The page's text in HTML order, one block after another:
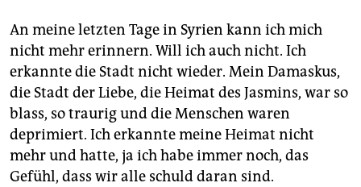
An meine letzten Tage in Syrien kann ich mich
nicht mehr erinnern. Will ich auch nicht. Ich
erkannte die Stadt nicht wieder. Mein Damaskus,
die Stadt der Liebe, die Heimat des Jasmins, war so
blass, so traurig und die Menschen waren
deprimiert. Ich erkannte meine Heimat nicht
mehr und hatte, ja ich habe immer noch, das
Gefühl, dass wir alle schuld daran sind.